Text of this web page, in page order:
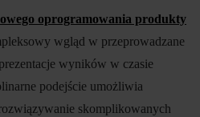
oprogramowania produkty
wgląd w przeprowadzane
wyników w czasie
podejście umożliwia
skomplikowanych